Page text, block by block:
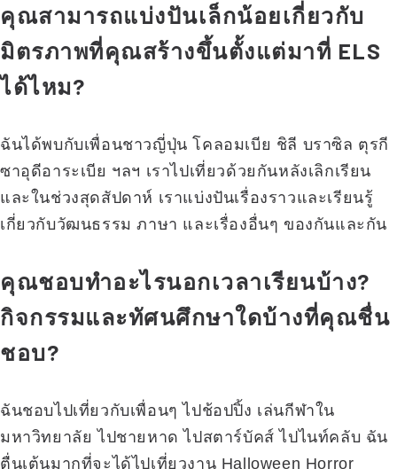
คุณสามารถแบ่งปันเล็กน้อยเกี่ยวกับ
มิตรภาพที่คุณสร้างขึ้นตั้งแต่มาที่ ELS
ได้ไหม?
ฉันได้พบกับเพื่อนชาวญี่ปุ่น โคลอมเบีย ชิลี บราซิล ตุรกี
ซาอุดีอาระเบีย ฯลฯ เราไปเที่ยวด้วยกันหลังเลิกเรียน
และในช่วงสุดสัปดาห์ เราแบ่งปันเรื่องราวและเรียนรู้
เกี่ยวกับวัฒนธรรม ภาษา และเรื่องอื่นๆ ของกันและกัน
คุณชอบทำอะไรนอกเวลาเรียนบ้าง?
กิจกรรมและทัศนศึกษาใดบ้างที่คุณชื่น
ชอบ?
ฉันชอบไปเที่ยวกับเพื่อนๆ ไปช้อปปิ้ง เล่นกีฬาใน
มหาวิทยาลัย ไปชายหาด ไปสตาร์บัคส์ ไปไนท์คลับ ฉัน
ตื่นเต้นมากที่จะได้ไปเที่ยวงาน Halloween Horror